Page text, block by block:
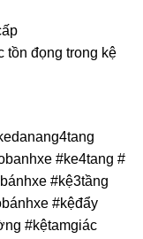
tồn đọng trong kệ
#ke4tang #
#kệ3tầng
#kệđẩy
#kệtamgiác